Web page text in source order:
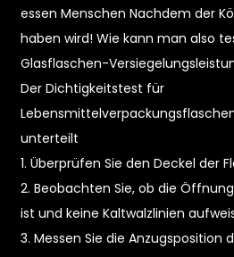
essen Menschen Nachdem der
haben wird! Wie kann man also
Glasflaschen-
Der Dichtigkeitstest für
unterteilt
1. Überprüfen Sie den Deckel der
2. Beobachten Sie, ob die
ist und keine Kaltwalzlinien
3. Messen Sie die Anzugsposition